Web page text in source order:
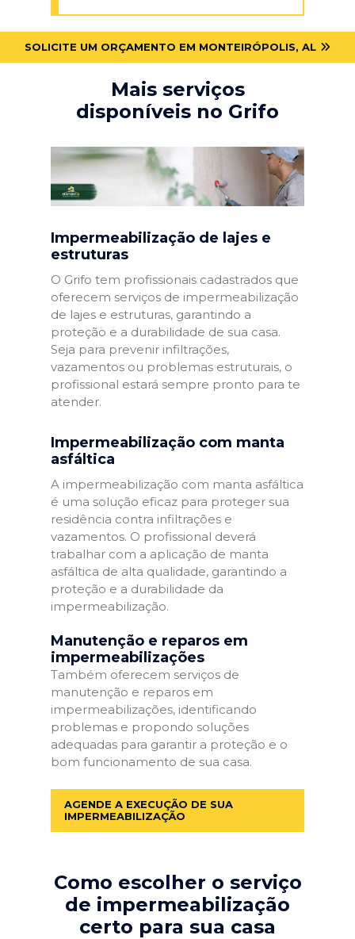
SOLICITE UM ORÇAMENTO EM MONTEIRÓPOLIS, AL
Mais serviços
disponíveis no Grifo
Impermeabilização de lajes e
estruturas
O Grifo tem profissionais cadastrados que
oferecem serviços de impermeabilização
de lajes e estruturas, garantindo a
proteção e a durabilidade de sua casa.
Seja para prevenir infiltrações,
vazamentos ou problemas estruturais, o
profissional estará sempre pronto para te
atender.
Impermeabilização com manta
asfáltica
A impermeabilização com manta asfáltica
é uma solução eficaz para proteger sua
residência contra infiltrações e
vazamentos. O profissional deverá
trabalhar com a aplicação de manta
asfáltica de alta qualidade, garantindo a
proteção e a durabilidade da
impermeabilização.
Manutenção e reparos em
impermeabilizações
Também oferecem serviços de
manutenção e reparos em
impermeabilizações, identificando
problemas e propondo soluções
adequadas para garantir a proteção e o
bom funcionamento de sua casa.
AGENDE A EXECUÇÃO DE SUA
IMPERMEABILIZAÇÃO
Como escolher o serviço
de impermeabilização
certo para sua casa